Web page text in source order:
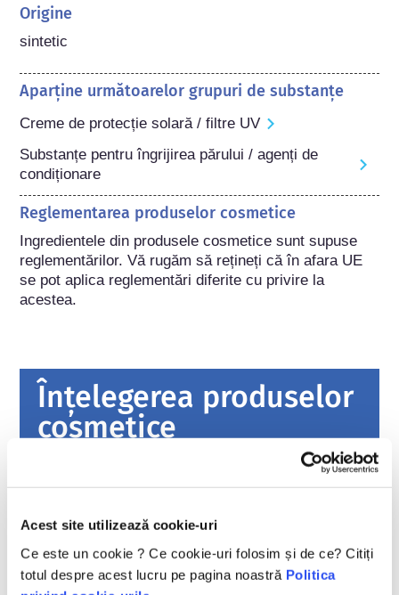
Acest site utilizează cookie-uri
Ce este un cookie ? Ce cookie-uri folosim și de ce? Citiți
totul despre acest lucru pe pagina noastră Politica
Origine
sintetic
Aparține următoarelor grupuri de substanțe
Creme de protecție solară / filtre UV
Substanțe pentru îngrijirea părului / agenți de
condiționare
Reglementarea produselor cosmetice
Ingredientele din produsele cosmetice sunt supuse
reglementărilor. Vă rugăm să rețineți că în afara UE
se pot aplica reglementări diferite cu privire la
acestea.
Înțelegerea produselor
cosmetice
Cum sunt păstrate cosmeticele în
Legile stricte asigură că produsele cosmetice
Europeană sunt sigure pentru utilizare.
Companiile, autoritățile naționale și europene
citiți mai multe